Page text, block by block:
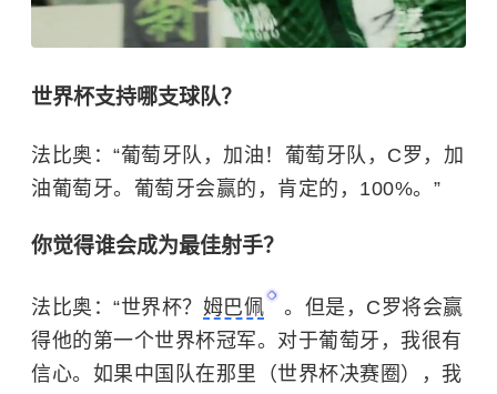
世界杯支持哪支球队？
法比奥：“葡萄牙队，加油！葡萄牙队，C罗，加
油葡萄牙。葡萄牙会赢的，肯定的，100%。”
你觉得谁会成为最佳射手？
法比奥：“世界杯？ 姆巴佩
。但是，C罗将会赢
得他的第一个世界杯冠军。对于葡萄牙，我很有
信心。如果中国队在那里（世界杯决赛圈），我